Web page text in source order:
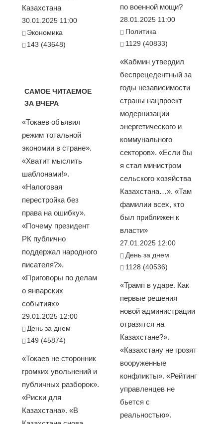
Казахстана
30.01.2025 11:00
Экономика
143 (43648)
САМОЕ ЧИТАЕМОЕ
ЗА ВЧЕРА
«Токаев объявил
режим тотальной
экономии в стране».
«Хватит мыслить
шаблонами!».
«Налоговая
перестройка без
права на ошибку».
«Почему президент
РК публично
поддержал народного
писателя?».
«Приговоры по делам
о январских
событиях»
29.01.2025 12:00
День за днем
149 (45874)
«Токаев не сторонник
громких увольнений и
публичных разборок».
«Риски для
Казахстана». «В
по военной мощи?
28.01.2025 11:00
Политика
1129 (40833)
«Кабмин утвердил
беспрецедентный за
годы независимости
страны нацпроект
модернизации
энергетического и
коммунального
секторов». «Если бы
я стал министром
сельского хозяйства
Казахстана…». «Там
фамилии всех, кто
был приближен к
власти»
27.01.2025 12:00
День за днем
1128 (40536)
«Трамп в ударе. Как
первые решения
новой администрации
отразятся на
Казахстане?».
«Казахстану не грозят
вооруженные
конфликты». «Рейтинг
управленцев не
бьется с
реальностью».